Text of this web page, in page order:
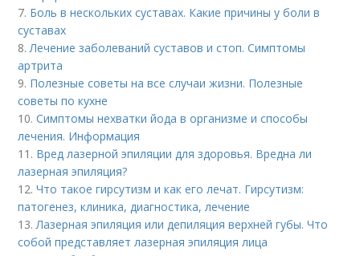
7. Боль в нескольких суставах. Какие причины у боли в
суставах
8.Лечение заболеваний суставов и стоп. Симптомы
артрита
9. Полезные советы на все случаи жизни. Полезные
советы по кухне
10.Симптомы нехватки йода в организме и способы
лечения. Информация
11. Вред лазерной эпиляции для здоровья. Вредна ли
лазерная эпиляция?
12.Что такое гирсутизм и как его лечат. Гирсутизм:
патогенез, клиника, диагностика, лечение
13.Лазерная эпиляция или депиляция верхней губы. Что
собой представляет лазерная эпиляция лица